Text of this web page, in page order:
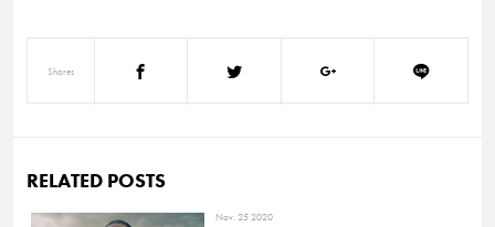
Shares
RELATED POSTS
Nov. 25 2020